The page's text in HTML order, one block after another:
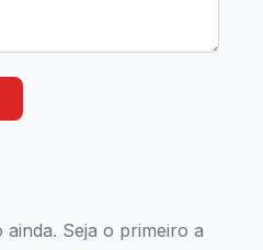
Seja o primeiro a